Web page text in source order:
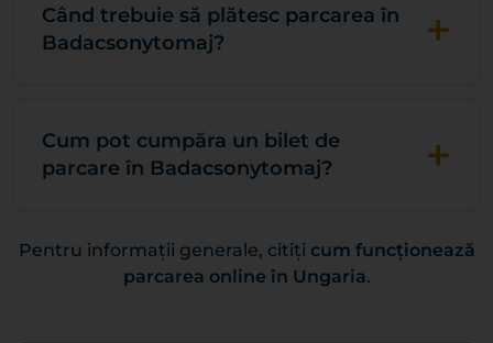
Când trebuie să plătesc parcarea în
Badacsonytomaj?
+
Cum pot cumpăra un bilet de
parcare în Badacsonytomaj?
+
Pentru informații generale, citiți cum funcționează
parcarea online în Ungaria.